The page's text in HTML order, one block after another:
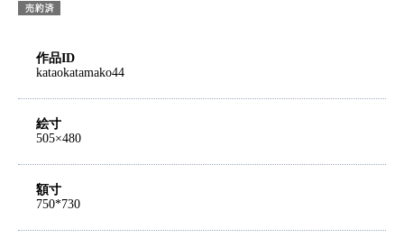
作品ID
kataokatamako44
絵寸
505×480
額寸
750*730